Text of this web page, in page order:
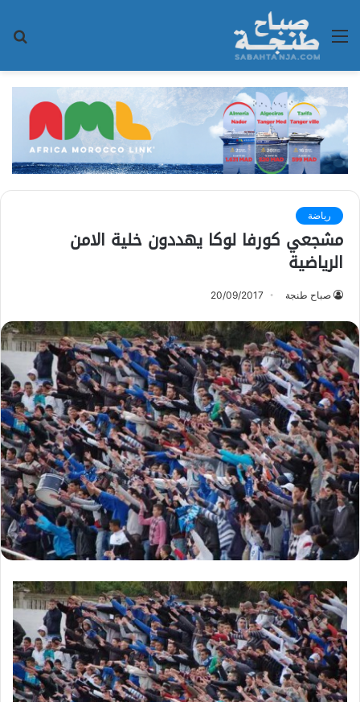
القائمة
رياضة
مشجعي كورفا لوكا يهددون خلية الامن
الرياضية
صباح طنجة 20/09/2017